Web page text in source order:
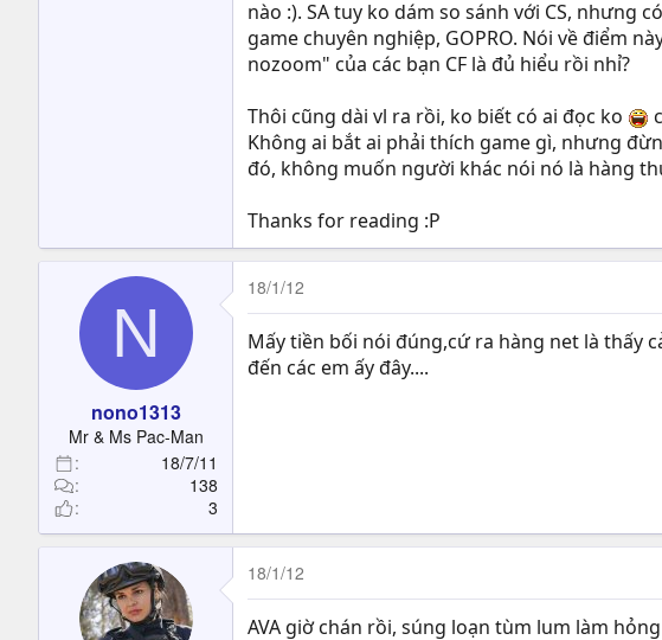
nào :). SA tuy ko dám so sánh với CS, nhưng
game chuyên nghiệp, GOPRO. Nói về điểm
nozoom" của các bạn CF là đủ hiểu rồi nhỉ?
Thôi cũng dài vl ra rồi, ko biết có ai đọc ko
Không ai bắt ai phải thích game gì, nhưng
đó, không muốn người khác nói nó là hàng
Thanks for reading :P
N
nono1313
Mr & Ms Pac-Man
18/7/11
138
3
18/1/12
Mấy tiền bối nói đúng,cứ ra hàng net là thấy
đến các em ấy đây....
18/1/12
AVA giờ chán rồi, súng loạn tùm lum làm